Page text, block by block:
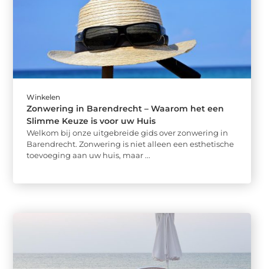
Winkelen
Zonwering in Barendrecht – Waarom het een
Slimme Keuze is voor uw Huis
Welkom bij onze uitgebreide gids over zonwering in
Barendrecht. Zonwering is niet alleen een esthetische
toevoeging aan uw huis, maar ...